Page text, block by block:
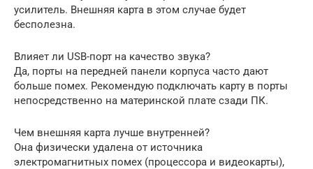
усилитель. Внешняя карта в этом случае будет
бесполезна.
Влияет ли USB-порт на качество звука?
Да, порты на передней панели корпуса часто дают
больше помех. Рекомендую подключать карту в порты
непосредственно на материнской плате сзади ПК.
Чем внешняя карта лучше внутренней?
Она физически удалена от источника
электромагнитных помех (процессора и видеокарты),